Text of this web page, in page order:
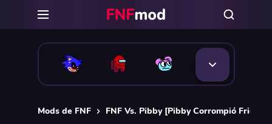
Mods de FNF FNF Vs. Pibby [Pibby Corrompió Friday